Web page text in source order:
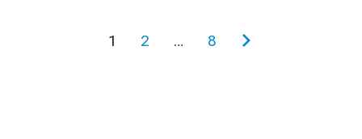
1 2 … 8
次